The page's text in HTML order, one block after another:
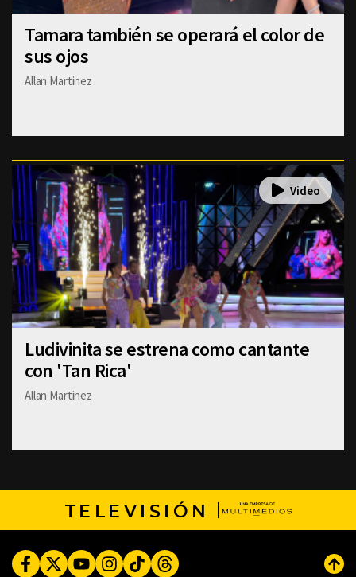
Tamara también se operará el color de
sus ojos
Allan Martinez
Ludivinita se estrena como cantante
con 'Tan Rica'
Allan Martinez
TELEVISIÓN
FacebookTwitterYoutubeInstagram
TikTokThreads